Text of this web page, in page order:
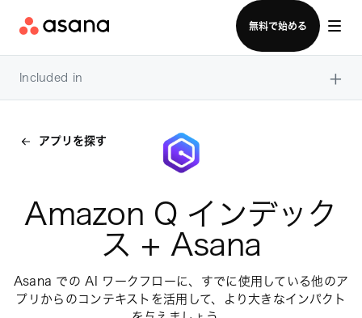
無料で始める
セールスチームに問い合わせる
Included in ×
アプリを探す
Amazon Q インデック
ス + Asana
Asana での AI ワークフローに、すでに使用している他のア
プリからのコンテキストを活用して、より大きなインパクト